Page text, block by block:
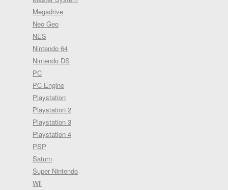
Megadrive
Neo Geo
NES
Nintendo 64
Nintendo DS
PC
PC Engine
Playstation
Playstation 2
Playstation 3
Playstation 4
PSP
Saturn
Super Nintendo
Wii